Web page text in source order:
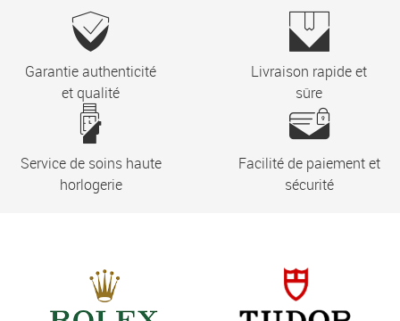
Garantie authenticité
et qualité
Livraison rapide et
sûre
Service de soins haute
horlogerie
Facilité de paiement et
sécurité